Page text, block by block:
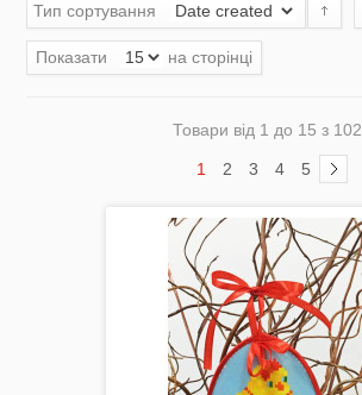
Готовий одяг / Вишиванки
Комплектуючі
Тип сортування
Показати на сторінці
Товари від 1 до 15 з 102
1 2 3 4 5